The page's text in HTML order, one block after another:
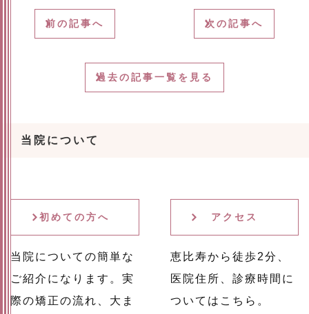
前の記事へ 次の記事へ
過去の記事一覧を見る
当院について
初めての方へ
当院についての簡単な
ご紹介になります。実
際の矯正の流れ、大ま
アクセス
恵比寿から徒歩2分、
医院住所、診療時間に
ついてはこちら。